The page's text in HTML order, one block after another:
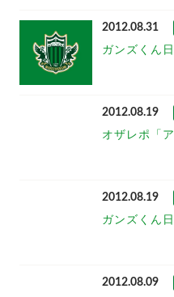
2012.08.31
ガンズくん
2012.08.19
オザレポ「
2012.08.19
ガンズくん
2012.08.09